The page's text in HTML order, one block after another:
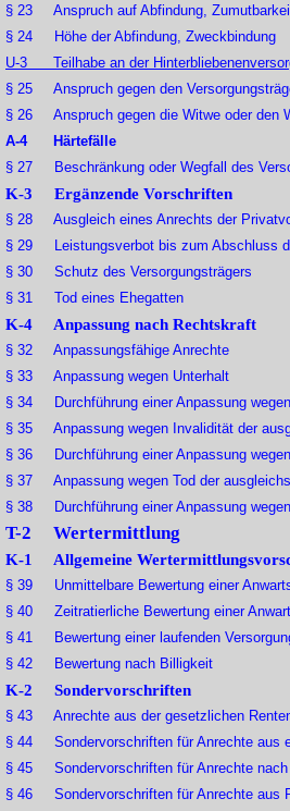
§ 23 Anspruch auf Abfindung,
§ 24 Höhe der Abfindung, Zweckbindung
U-3 Teilhabe an der
§ 25 Anspruch gegen den
§ 26 Anspruch gegen die Witwe oder den
A-4 Härtefälle
§ 27 Beschränkung oder Wegfall des
K-3 Ergänzende Vorschriften
§ 28 Ausgleich eines Anrechts der
§ 29 Leistungsverbot bis zum Abschluss
§ 30 Schutz des Versorgungsträgers
§ 31 Tod eines Ehegatten
K-4 Anpassung nach Rechtskraft
§ 32 Anpassungsfähige Anrechte
§ 33 Anpassung wegen Unterhalt
§ 34 Durchführung einer Anpassung
§ 35 Anpassung wegen Invalidität der
§ 36 Durchführung einer Anpassung
§ 37 Anpassung wegen Tod der
§ 38 Durchführung einer Anpassung
T-2 Wertermittlung
K-1 Allgemeine
§ 39 Unmittelbare Bewertung einer
§ 40 Zeitratierliche Bewertung einer
§ 41 Bewertung einer laufenden
§ 42 Bewertung nach Billigkeit
K-2 Sondervorschriften
§ 43 Anrechte aus der gesetzlichen
§ 44 Sondervorschriften für Anrechte aus
§ 45 Sondervorschriften für Anrechte nach
§ 46 Sondervorschriften für Anrechte aus